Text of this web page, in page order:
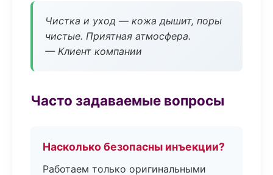
Чистка и уход — кожа дышит, поры
чистые. Приятная атмосфера.
— Клиент компании
Часто задаваемые вопросы
Насколько безопасны инъекции?
Работаем только оригинальными